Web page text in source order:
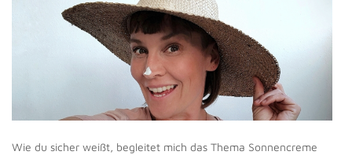
Wie du sicher weißt, begleitet mich das Thema Sonnencreme